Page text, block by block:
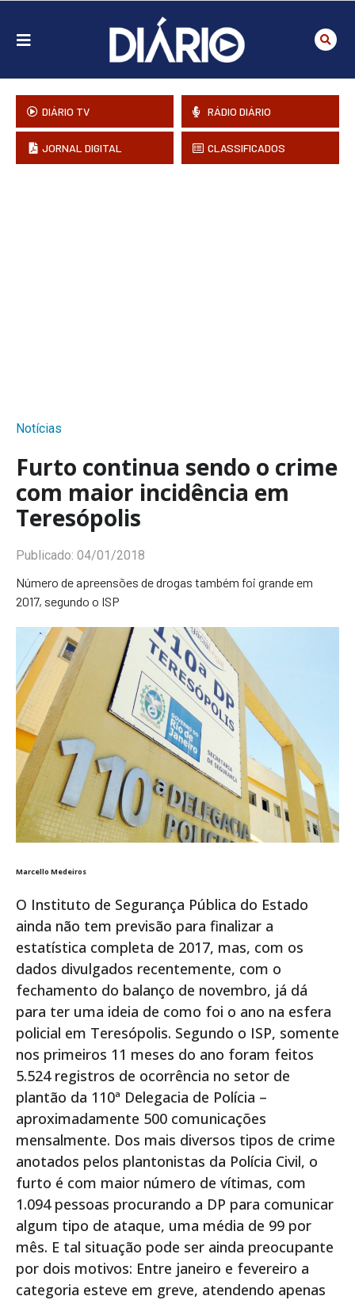
DIÁRIO TV RÁDIO DIÁRIO
JORNAL DIGITAL CLASSIFICADOS
Notícias
Furto continua sendo o crime
com maior incidência em
Teresópolis
Publicado: 04/01/2018
Número de apreensões de drogas também foi grande em
2017, segundo o ISP
Marcello Medeiros
O Instituto de Segurança Pública do Estado
ainda não tem previsão para finalizar a
estatística completa de 2017, mas, com os
dados divulgados recentemente, com o
fechamento do balanço de novembro, já dá
para ter uma ideia de como foi o ano na esfera
policial em Teresópolis. Segundo o ISP, somente
nos primeiros 11 meses do ano foram feitos
5.524 registros de ocorrência no setor de
plantão da 110ª Delegacia de Polícia –
aproximadamente 500 comunicações
mensalmente. Dos mais diversos tipos de crime
anotados pelos plantonistas da Polícia Civil, o
furto é com maior número de vítimas, com
1.094 pessoas procurando a DP para comunicar
algum tipo de ataque, uma média de 99 por
mês. E tal situação pode ser ainda preocupante
por dois motivos: Entre janeiro e fevereiro a
categoria esteve em greve, atendendo apenas